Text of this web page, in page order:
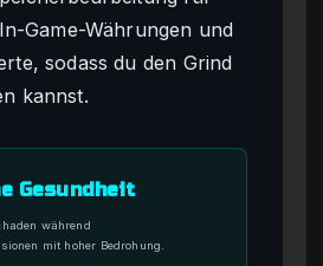
Game-Währungen und
sodass du den Grind
kannst.
Gesundheit
während
mit hoher Bedrohung.